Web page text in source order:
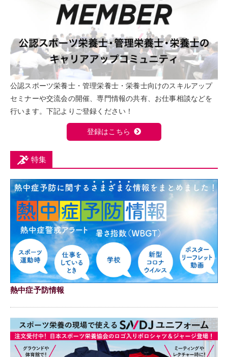
公認スポーツ栄養士・管理栄養士・栄養士向けのスキルアップ
セミナーや交流会の開催、専門情報の共有、お仕事相談などを
行います。下記よりご登録ください！
登録はこちら
特集
熱中症予防情報